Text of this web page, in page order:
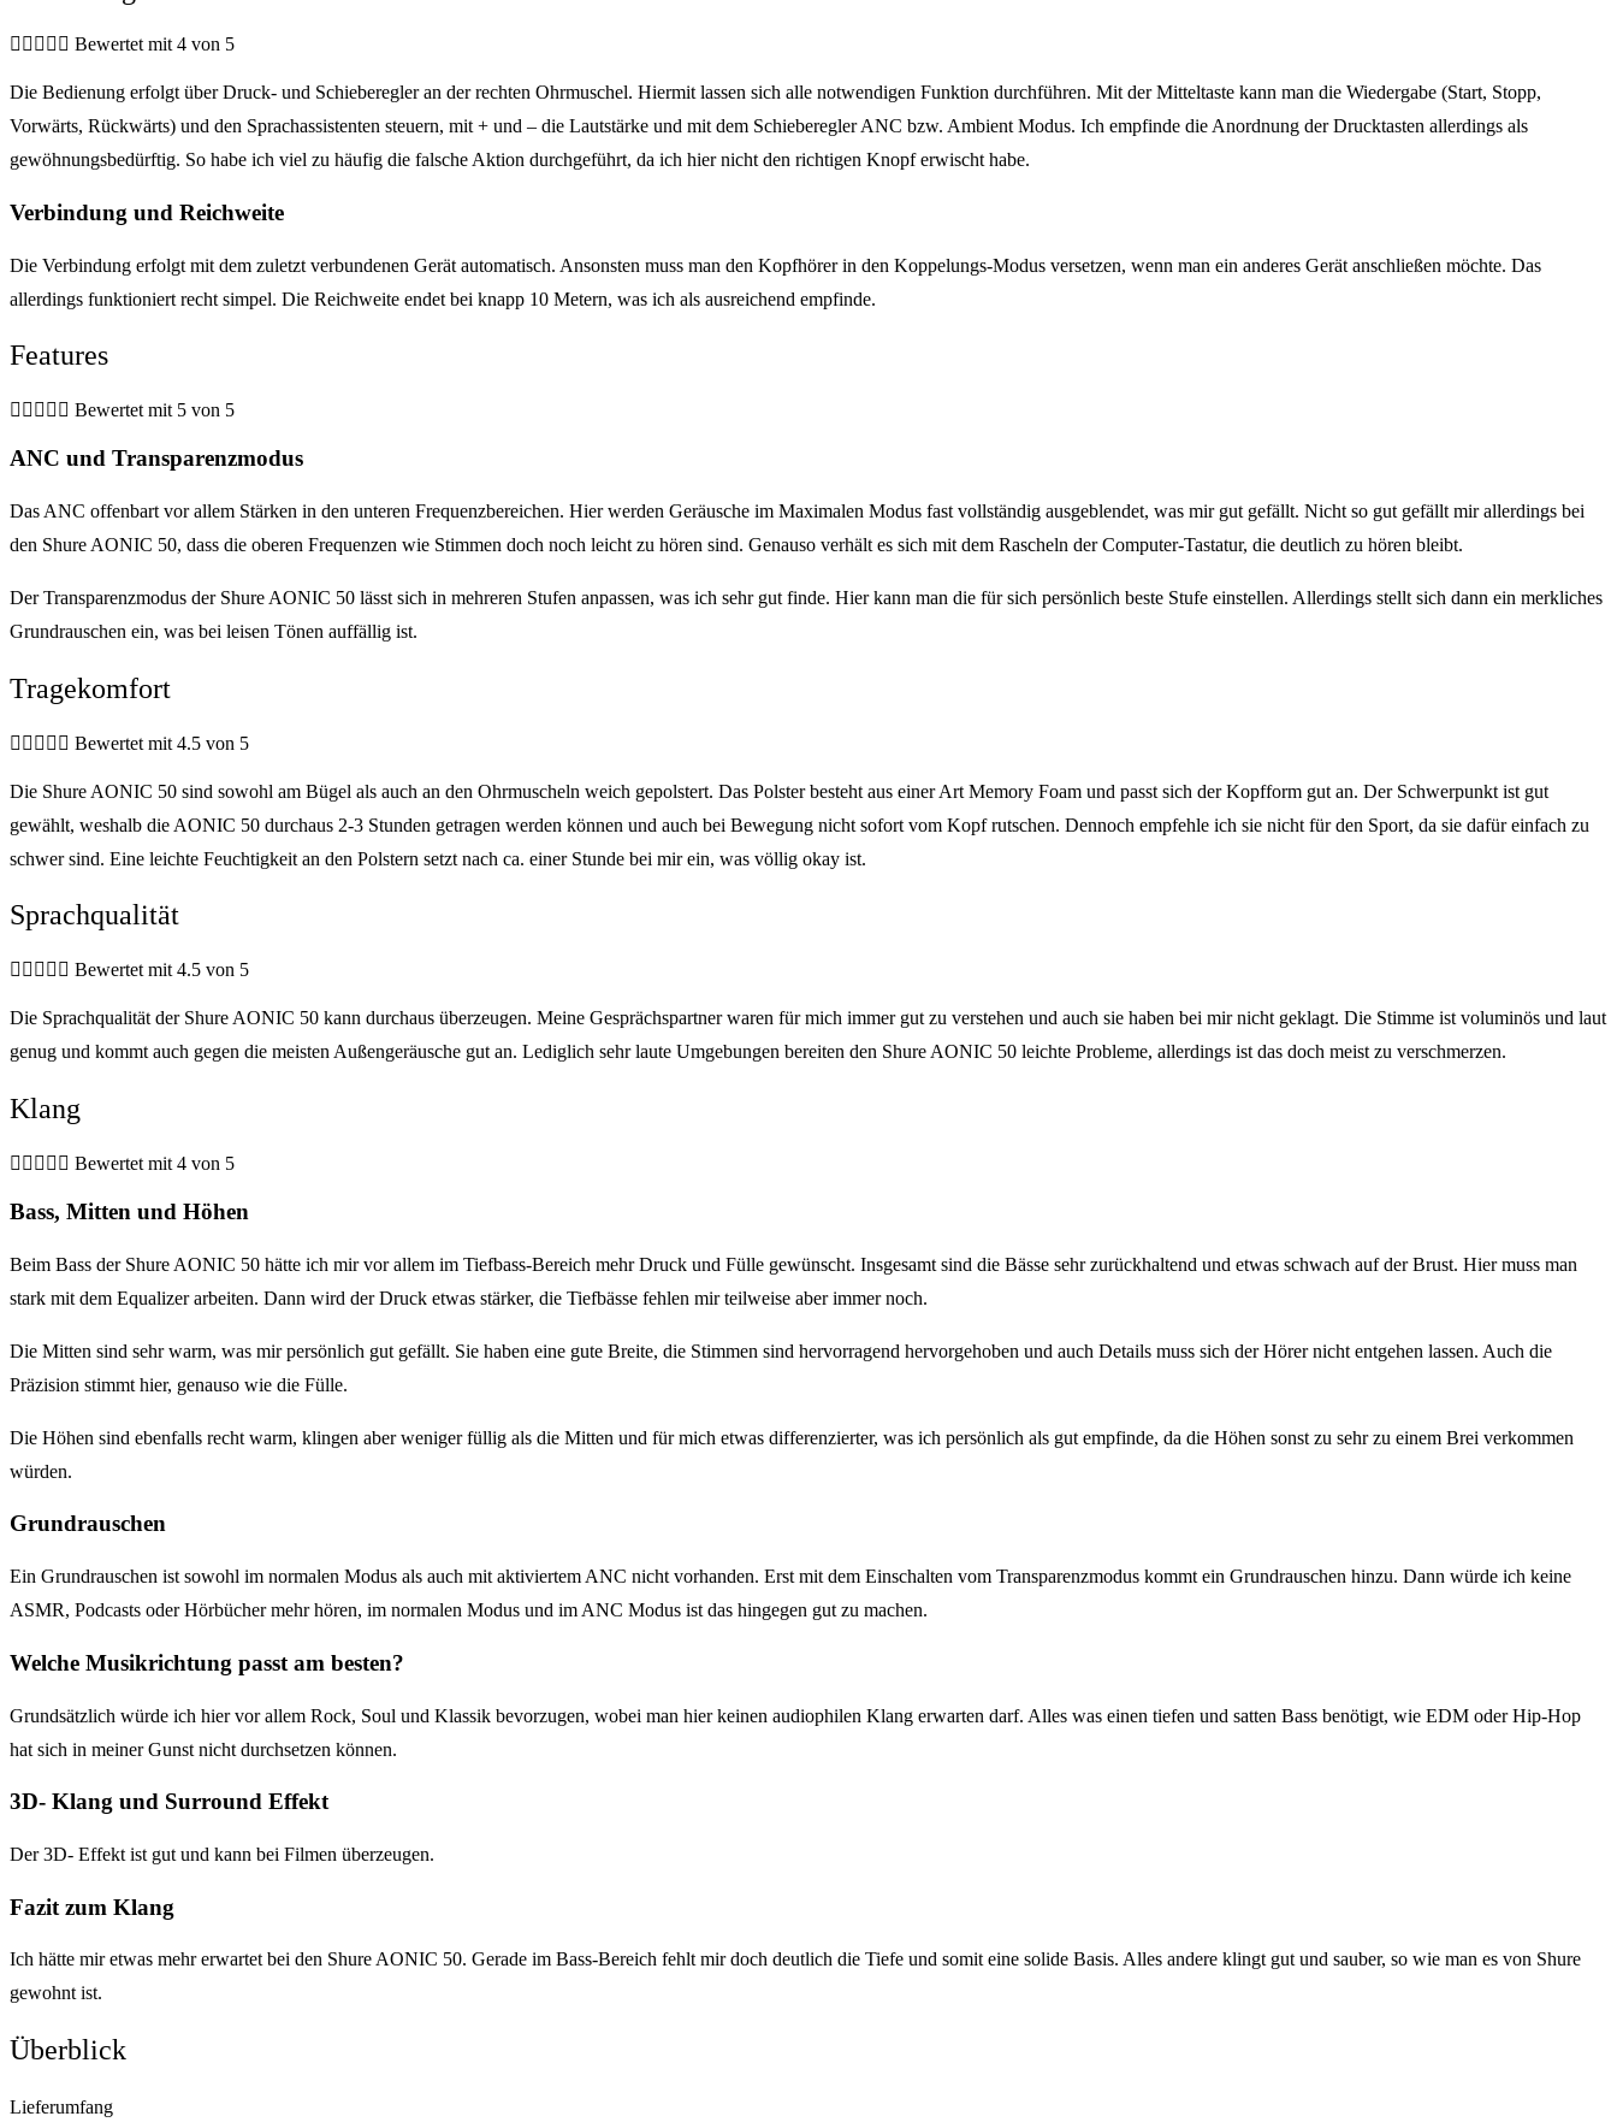
     Bewertet mit 4 von 5
Die Bedienung erfolgt über Druck- und Schieberegler an der rechten Ohrmuschel. Hiermit lassen sich alle notwendigen Funktion durchführen. Mit der Mitteltaste kann man die Wiedergabe (Start, Stopp,
Vorwärts, Rückwärts) und den Sprachassistenten steuern, mit + und – die Lautstärke und mit dem Schieberegler ANC bzw. Ambient Modus. Ich empfinde die Anordnung der Drucktasten allerdings als
gewöhnungsbedürftig. So habe ich viel zu häufig die falsche Aktion durchgeführt, da ich hier nicht den richtigen Knopf erwischt habe.
Verbindung und Reichweite
Die Verbindung erfolgt mit dem zuletzt verbundenen Gerät automatisch. Ansonsten muss man den Kopfhörer in den Koppelungs-Modus versetzen, wenn man ein anderes Gerät anschließen möchte. Das
allerdings funktioniert recht simpel. Die Reichweite endet bei knapp 10 Metern, was ich als ausreichend empfinde.
Features
     Bewertet mit 5 von 5
ANC und Transparenzmodus
Das ANC offenbart vor allem Stärken in den unteren Frequenzbereichen. Hier werden Geräusche im Maximalen Modus fast vollständig ausgeblendet, was mir gut gefällt. Nicht so gut gefällt mir allerdings bei
den Shure AONIC 50, dass die oberen Frequenzen wie Stimmen doch noch leicht zu hören sind. Genauso verhält es sich mit dem Rascheln der Computer-Tastatur, die deutlich zu hören bleibt.
Der Transparenzmodus der Shure AONIC 50 lässt sich in mehreren Stufen anpassen, was ich sehr gut finde. Hier kann man die für sich persönlich beste Stufe einstellen. Allerdings stellt sich dann ein merkliches
Grundrauschen ein, was bei leisen Tönen auffällig ist.
Tragekomfort
     Bewertet mit 4.5 von 5
Die Shure AONIC 50 sind sowohl am Bügel als auch an den Ohrmuscheln weich gepolstert. Das Polster besteht aus einer Art Memory Foam und passt sich der Kopfform gut an. Der Schwerpunkt ist gut
gewählt, weshalb die AONIC 50 durchaus 2-3 Stunden getragen werden können und auch bei Bewegung nicht sofort vom Kopf rutschen. Dennoch empfehle ich sie nicht für den Sport, da sie dafür einfach zu
schwer sind. Eine leichte Feuchtigkeit an den Polstern setzt nach ca. einer Stunde bei mir ein, was völlig okay ist.
Sprachqualität
     Bewertet mit 4.5 von 5
Die Sprachqualität der Shure AONIC 50 kann durchaus überzeugen. Meine Gesprächspartner waren für mich immer gut zu verstehen und auch sie haben bei mir nicht geklagt. Die Stimme ist voluminös und laut
genug und kommt auch gegen die meisten Außengeräusche gut an. Lediglich sehr laute Umgebungen bereiten den Shure AONIC 50 leichte Probleme, allerdings ist das doch meist zu verschmerzen.
Klang
     Bewertet mit 4 von 5
Bass, Mitten und Höhen
Beim Bass der Shure AONIC 50 hätte ich mir vor allem im Tiefbass-Bereich mehr Druck und Fülle gewünscht. Insgesamt sind die Bässe sehr zurückhaltend und etwas schwach auf der Brust. Hier muss man
stark mit dem Equalizer arbeiten. Dann wird der Druck etwas stärker, die Tiefbässe fehlen mir teilweise aber immer noch.
Die Mitten sind sehr warm, was mir persönlich gut gefällt. Sie haben eine gute Breite, die Stimmen sind hervorragend hervorgehoben und auch Details muss sich der Hörer nicht entgehen lassen. Auch die
Präzision stimmt hier, genauso wie die Fülle.
Die Höhen sind ebenfalls recht warm, klingen aber weniger füllig als die Mitten und für mich etwas differenzierter, was ich persönlich als gut empfinde, da die Höhen sonst zu sehr zu einem Brei verkommen
würden.
Grundrauschen
Ein Grundrauschen ist sowohl im normalen Modus als auch mit aktiviertem ANC nicht vorhanden. Erst mit dem Einschalten vom Transparenzmodus kommt ein Grundrauschen hinzu. Dann würde ich keine
ASMR, Podcasts oder Hörbücher mehr hören, im normalen Modus und im ANC Modus ist das hingegen gut zu machen.
Welche Musikrichtung passt am besten?
Grundsätzlich würde ich hier vor allem Rock, Soul und Klassik bevorzugen, wobei man hier keinen audiophilen Klang erwarten darf. Alles was einen tiefen und satten Bass benötigt, wie EDM oder Hip-Hop
hat sich in meiner Gunst nicht durchsetzen können.
3D- Klang und Surround Effekt
Der 3D- Effekt ist gut und kann bei Filmen überzeugen.
Fazit zum Klang
Ich hätte mir etwas mehr erwartet bei den Shure AONIC 50. Gerade im Bass-Bereich fehlt mir doch deutlich die Tiefe und somit eine solide Basis. Alles andere klingt gut und sauber, so wie man es von Shure
gewohnt ist.
Überblick
Lieferumfang